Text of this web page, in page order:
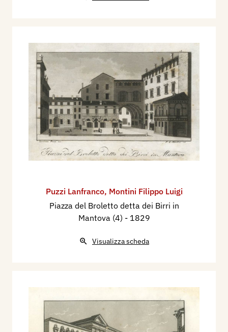
Puzzi Lanfranco, Montini Filippo Luigi
Piazza del Broletto detta dei Birri in
Mantova (4) - 1829
Visualizza scheda